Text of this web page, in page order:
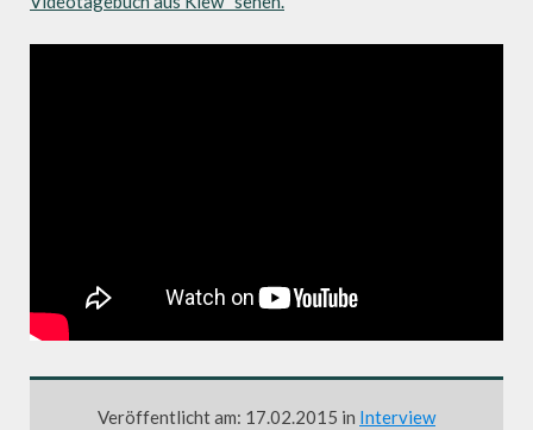
Veröffentlicht am: 17.02.2015 in Interview